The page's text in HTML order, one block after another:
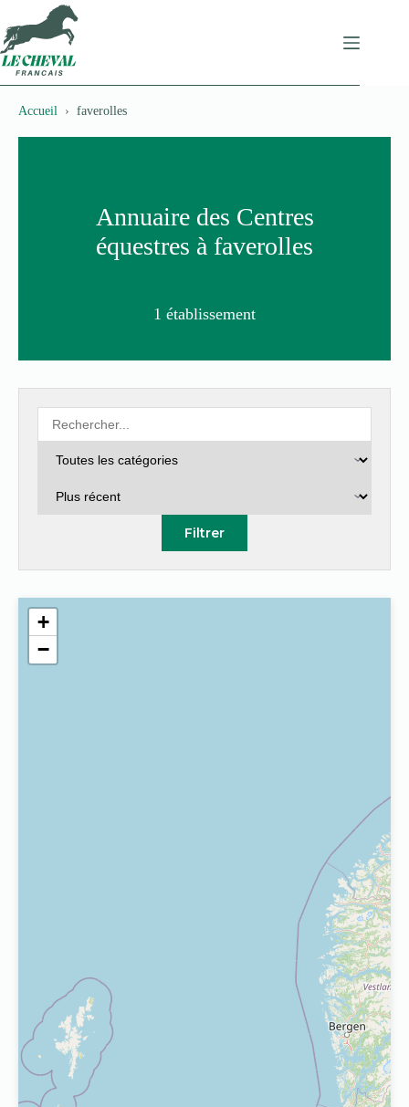
au
contenu
Accueil faverolles
Annuaire des Centres
équestres à faverolles
1 établissement
Filtrer
+
−